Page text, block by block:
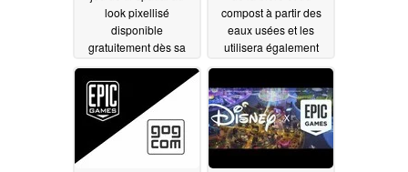
look pixellisé
disponible
gratuitement dès sa
sortie03/07/2024
compost à partir des
eaux usées et les
utilisera également
pour chauffer des